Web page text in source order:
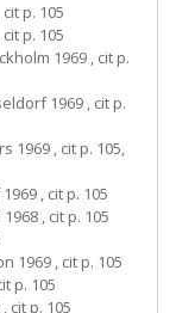
p. 105
p. 105
1969 , cit p.
1969 , cit p.
1969 , cit p. 105,
, cit p. 105
, cit p. 105
1969 , cit p. 105
p. 105
cit p. 105